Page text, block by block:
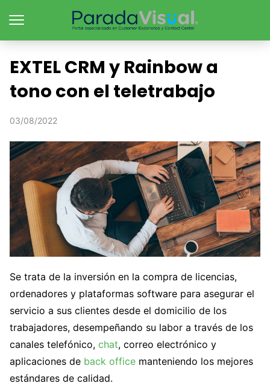
EXTEL CRM y Rainbow a
tono con el teletrabajo
03/08/2022
Se trata de la inversión en la compra de licencias,
ordenadores y plataformas software para asegurar el
servicio a sus clientes desde el domicilio de los
trabajadores, desempeñando su labor a través de los
canales telefónico, chat, correo electrónico y
aplicaciones de back office manteniendo los mejores
estándares de calidad.